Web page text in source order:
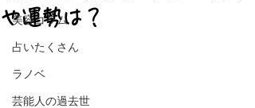
美容コラム
占いたくさん
ラノベ
芸能人の過去世
や運勢は？